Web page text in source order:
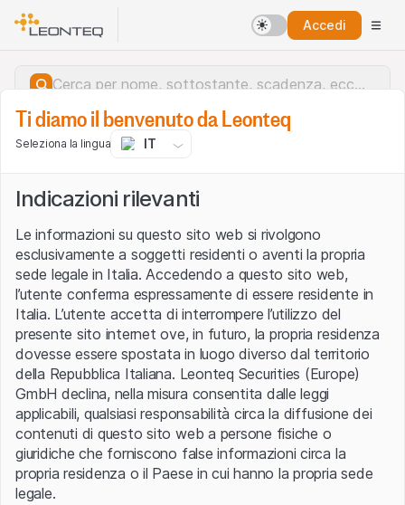
Accedi
Errore del server.
Ti diamo il benvenuto da Leonteq
Seleziona la lingua IT
Indicazioni rilevanti
Le informazioni su questo sito web si rivolgono
esclusivamente a soggetti residenti o aventi la propria
sede legale in Italia. Accedendo a questo sito web,
l’utente conferma espressamente di essere residente in
Italia. L’utente accetta di interrompere l’utilizzo del
presente sito internet ove, in futuro, la propria residenza
dovesse essere spostata in luogo diverso dal territorio
della Repubblica Italiana. Leonteq Securities (Europe)
GmbH declina, nella misura consentita dalle leggi
applicabili, qualsiasi responsabilità circa la diffusione dei
contenuti di questo sito web a persone fisiche o
giuridiche che forniscono false informazioni circa la
propria residenza o il Paese in cui hanno la propria sede
legale.